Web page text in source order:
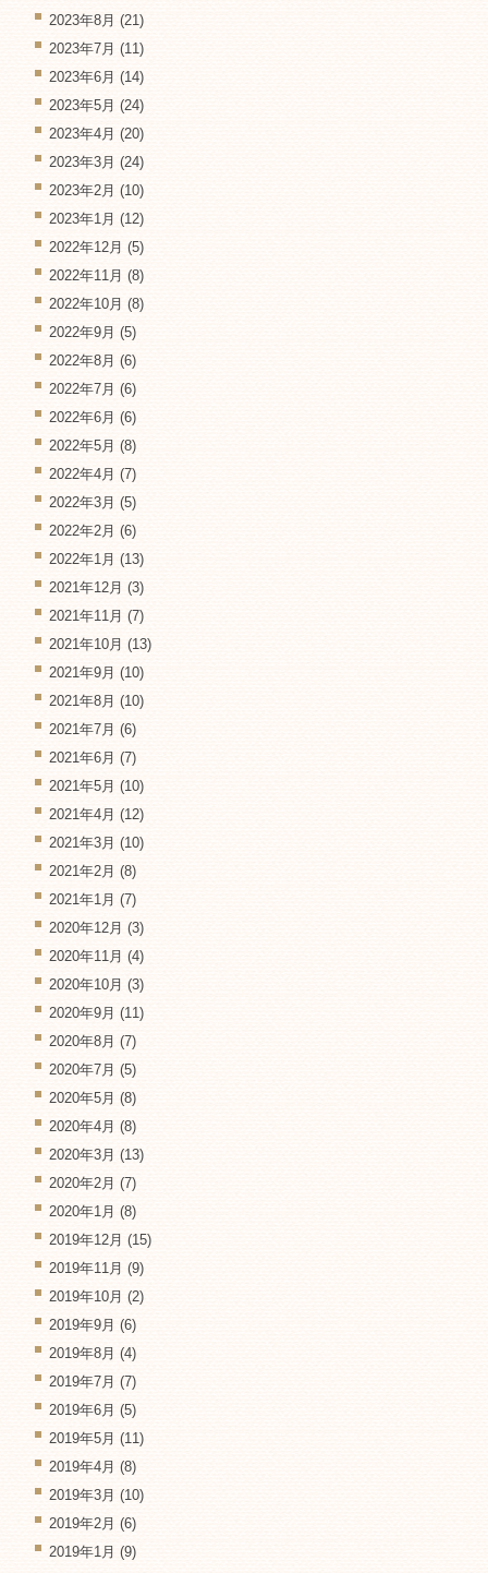
2023年8月 (21)
2023年7月 (11)
2023年6月 (14)
2023年5月 (24)
2023年4月 (20)
2023年3月 (24)
2023年2月 (10)
2023年1月 (12)
2022年12月 (5)
2022年11月 (8)
2022年10月 (8)
2022年9月 (5)
2022年8月 (6)
2022年7月 (6)
2022年6月 (6)
2022年5月 (8)
2022年4月 (7)
2022年3月 (5)
2022年2月 (6)
2022年1月 (13)
2021年12月 (3)
2021年11月 (7)
2021年10月 (13)
2021年9月 (10)
2021年8月 (10)
2021年7月 (6)
2021年6月 (7)
2021年5月 (10)
2021年4月 (12)
2021年3月 (10)
2021年2月 (8)
2021年1月 (7)
2020年12月 (3)
2020年11月 (4)
2020年10月 (3)
2020年9月 (11)
2020年8月 (7)
2020年7月 (5)
2020年5月 (8)
2020年4月 (8)
2020年3月 (13)
2020年2月 (7)
2020年1月 (8)
2019年12月 (15)
2019年11月 (9)
2019年10月 (2)
2019年9月 (6)
2019年8月 (4)
2019年7月 (7)
2019年6月 (5)
2019年5月 (11)
2019年4月 (8)
2019年3月 (10)
2019年2月 (6)
2019年1月 (9)